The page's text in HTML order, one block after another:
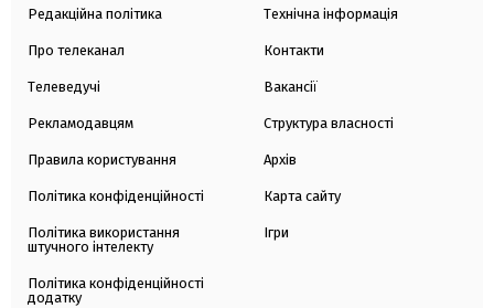
Редакційна політика
Про телеканал
Телеведучі
Рекламодавцям
Правила користування
Політика конфіденційності
Політика використання
штучного інтелекту
Політика конфіденційності
додатку
Технічна інформація
Контакти
Вакансії
Структура власності
Архів
Карта сайту
Ігри